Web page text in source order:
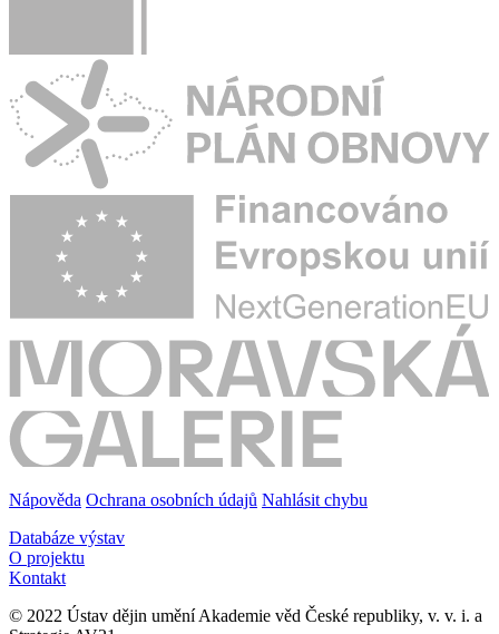
Nápověda Ochrana osobních údajů Nahlásit chybu
Databáze výstav
O projektu
Kontakt
© 2022 Ústav dějin umění Akademie věd České republiky, v. v. i. a